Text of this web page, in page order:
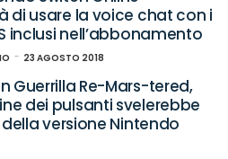
di usare la voice chat con i
inclusi nell’abbonamento
23 AGOSTO 2018
Guerrilla Re-Mars-tered,
dei pulsanti svelerebbe
della versione Nintendo